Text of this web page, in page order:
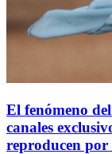
El fenómeno
canales
reproducen por